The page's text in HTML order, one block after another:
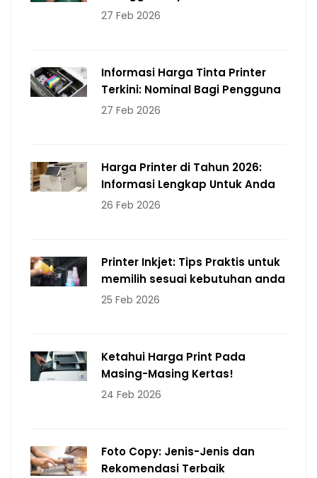
27 Feb 2026
Informasi Harga Tinta Printer
Terkini: Nominal Bagi Pengguna
27 Feb 2026
Harga Printer di Tahun 2026:
Informasi Lengkap Untuk Anda
26 Feb 2026
Printer Inkjet: Tips Praktis untuk
memilih sesuai kebutuhan anda
25 Feb 2026
Ketahui Harga Print Pada
Masing-Masing Kertas!
24 Feb 2026
Foto Copy: Jenis-Jenis dan
Rekomendasi Terbaik